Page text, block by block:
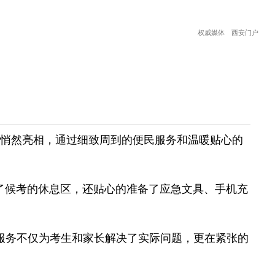
权威媒体 西安门户
亮相，通过细致周到的便民服务和温暖贴心的
考的休息区，还贴心的准备了应急文具、手机充
不仅为考生和家长解决了实际问题，更在紧张的